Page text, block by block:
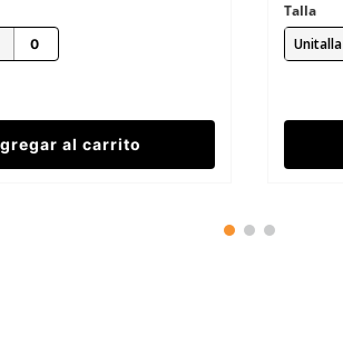
al carrito
Talla
Unitalla